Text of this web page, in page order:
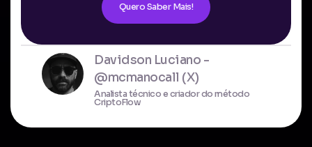
Quero Saber Mais!
Davidson Luciano -
@mcmanocall (X)
Analista técnico e criador do método
CriptoFlow